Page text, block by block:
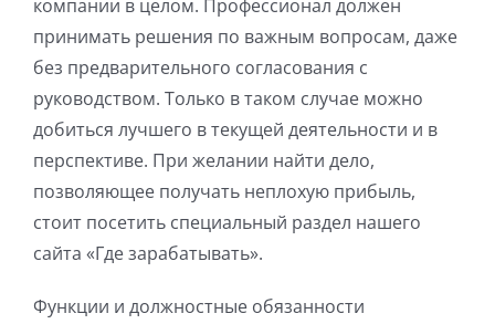
компании в целом. Профессионал должен
принимать решения по важным вопросам, даже
без предварительного согласования с
руководством. Только в таком случае можно
добиться лучшего в текущей деятельности и в
перспективе. При желании найти дело,
позволяющее получать неплохую прибыль,
стоит посетить специальный раздел нашего
сайта «Где зарабатывать».
Функции и должностные обязанности